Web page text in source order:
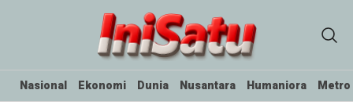
Nasional Ekonomi Dunia Nusantara Humaniora Metro